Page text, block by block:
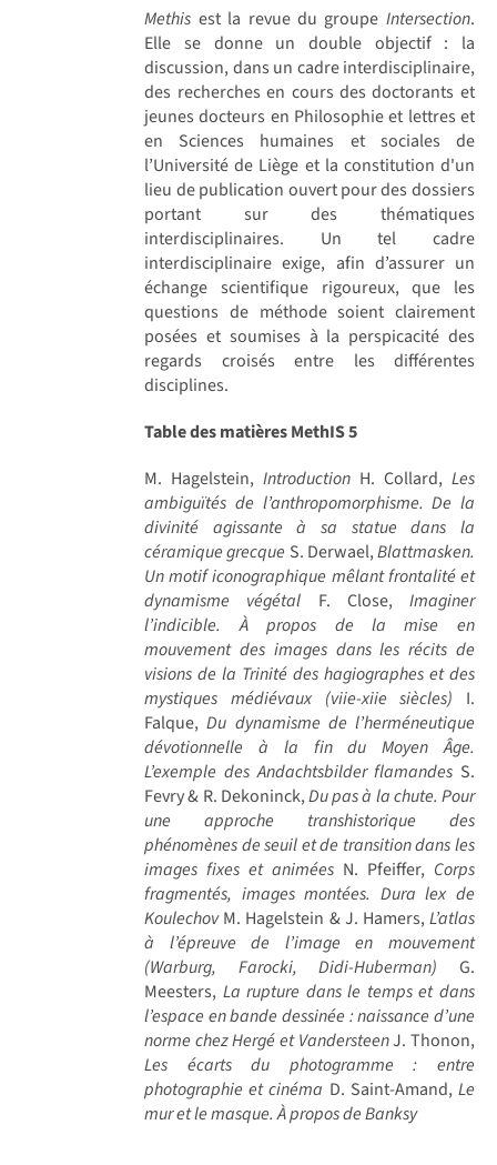
Methis est la revue du groupe Intersection.
Elle se donne un double objectif : la
discussion, dans un cadre interdisciplinaire,
des recherches en cours des doctorants et
jeunes docteurs en Philosophie et lettres et
en Sciences humaines et sociales de
l’Université de Liège et la constitution d'un
lieu de publication ouvert pour des dossiers
portant sur des thématiques
interdisciplinaires. Un tel cadre
interdisciplinaire exige, afin d’assurer un
échange scientifique rigoureux, que les
questions de méthode soient clairement
posées et soumises à la perspicacité des
regards croisés entre les différentes
disciplines.
Table des matières MethIS 5
M. Hagelstein, Introduction H. Collard, Les
ambiguïtés de l’anthropomorphisme. De la
divinité agissante à sa statue dans la
céramique grecque S. Derwael,Blattmasken.
Un motif iconographique mêlant frontalité et
dynamisme végétal F. Close,Imaginer
l’indicible. À propos de la mise en
mouvement des images dans les récits de
visions de la Trinité des hagiographes et des
mystiques médiévaux (viie-xiie siècles) I.
Falque,Du dynamisme de l’herméneutique
dévotionnelle à la fin du Moyen Âge.
L’exemple des Andachtsbilder flamandes S.
Fevry & R. Dekoninck,Du pas à la chute. Pour
une approche transhistorique des
phénomènes de seuil et de transition dans les
images fixes et animées N. Pfeiffer, Corps
fragmentés, images montées. Dura lex de
KoulechovM. Hagelstein & J. Hamers,L’atlas
à l’épreuve de l’image en mouvement
(Warburg, Farocki, Didi-Huberman) G.
Meesters, La rupture dans le temps et dans
l’espace en bande dessinée : naissance d’une
norme chez Hergé et VandersteenJ. Thonon,
Les écarts du photogramme : entre
photographie et cinéma D. Saint-Amand, Le
mur et le masque. À propos de Banksy